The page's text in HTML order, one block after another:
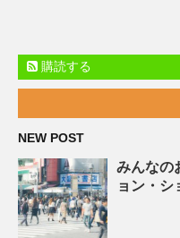
購読する
NEW POST
みんなの
ョン・シ